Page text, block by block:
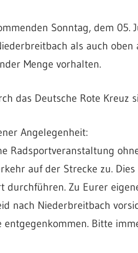
Sonntag, dem 05.
als auch
Menge vorhalten.
das Deutsche Rote Kreuz
Angelegenheit:
Radsportveranstaltung
auf der Strecke zu.
Zu Eurer
nach Niederbreitbach
Bitte